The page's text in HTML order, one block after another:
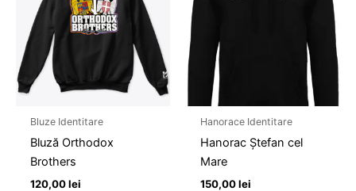
Bluze Identitare
Bluză Orthodox
Brothers
120,00lei
Hanorace Identitare
Hanorac Ștefan cel
Mare
150,00lei